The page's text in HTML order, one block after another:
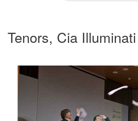
Tenors, Cia Illuminati